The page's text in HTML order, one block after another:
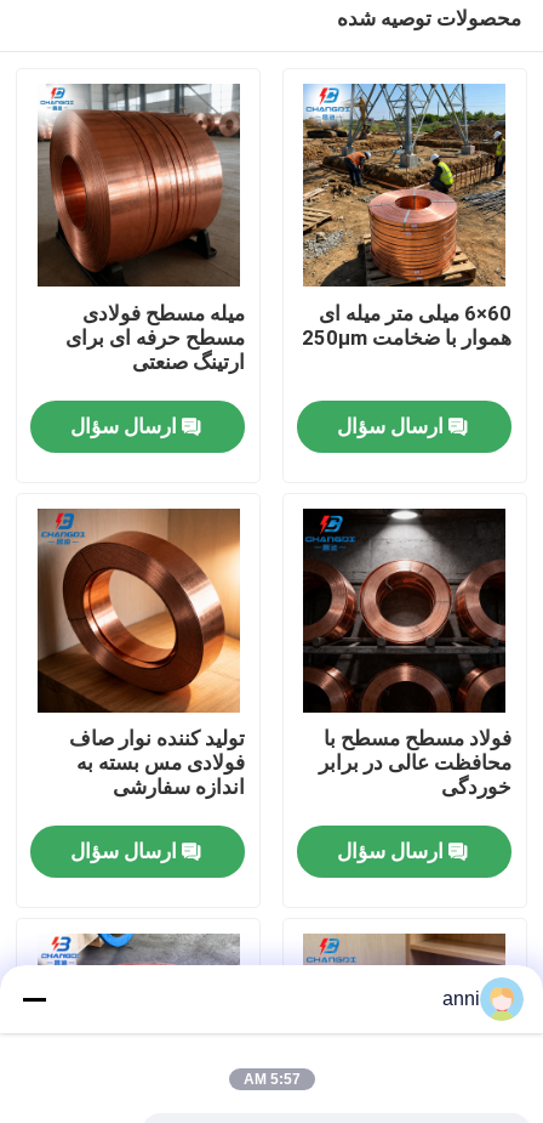
خانه
فیلم های
دربارهی ما
کارخانه تور
کنترل کیفیت
تماس با ما
اخبار
همه موارد
محصولات توصیه شده
60×6 میلی متر میله ای
هموار با ضخامت 250μm
ارسال سؤال
میله مسطح فولادی
مسطح حرفه ای برای
ارتینگ صنعتی
ارسال سؤال
فولاد مسطح مسطح با
محافظت عالی در برابر
خوردگی
ارسال سؤال
تولید کننده نوار صاف
فولادی مس بسته به
اندازه سفارشی
ارسال سؤال
anni
5:57 AM